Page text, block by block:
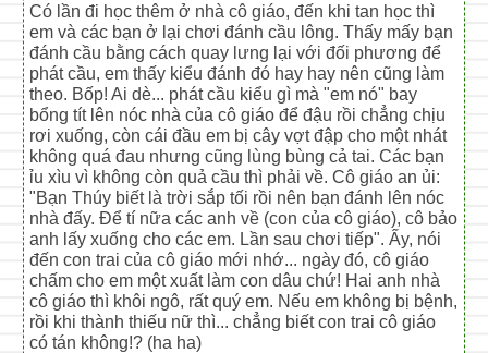
Có lần đi học thêm ở nhà cô giáo, đến khi tan học thì
em và các bạn ở lại chơi đánh cầu lông. Thấy mấy bạn
đánh cầu bằng cách quay lưng lại với đối phương để
phát cầu, em thấy kiểu đánh đó hay hay nên cũng làm
theo. Bốp! Ai dè... phát cầu kiểu gì mà "em nó" bay
bổng tít lên nóc nhà của cô giáo để đậu rồi chẳng chịu
rơi xuống, còn cái đầu em bị cây vợt đập cho một nhát
không quá đau nhưng cũng lùng bùng cả tai. Các bạn
ỉu xìu vì không còn quả cầu thì phải về. Cô giáo an ủi:
"Bạn Thúy biết là trời sắp tối rồi nên bạn đánh lên nóc
nhà đấy. Để tí nữa các anh về (con của cô giáo), cô bảo
anh lấy xuống cho các em. Lần sau chơi tiếp". Ấy, nói
đến con trai của cô giáo mới nhớ... ngày đó, cô giáo
chấm cho em một xuất làm con dâu chứ! Hai anh nhà
cô giáo thì khôi ngô, rất quý em. Nếu em không bị bệnh,
rồi khi thành thiếu nữ thì... chẳng biết con trai cô giáo
có tán không!? (ha ha)